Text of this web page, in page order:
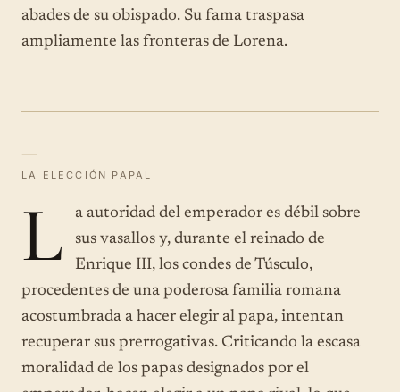
abades de su obispado. Su fama traspasa
ampliamente las fronteras de Lorena.
—
LA ELECCIÓN PAPAL
L
a autoridad del emperador es débil sobre
sus vasallos y, durante el reinado de
Enrique III, los condes de Túsculo,
procedentes de una poderosa familia romana
acostumbrada a hacer elegir al papa, intentan
recuperar sus prerrogativas. Criticando la escasa
moralidad de los papas designados por el